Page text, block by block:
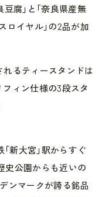
豆腐」と「奈良県産無
ロイヤル」の2品が加
れるティースタンドは
ィン仕様の3段スタ
「新大宮」駅からすぐ
史公園からも近いの
ンマークが誇る銘品